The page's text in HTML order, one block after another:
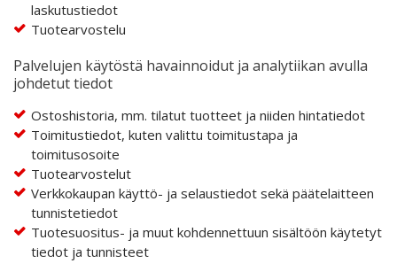
laskutustiedot
Tuotearvostelu
Palvelujen käytöstä havainnoidut ja analytiikan avulla
johdetut tiedot
Ostoshistoria, mm. tilatut tuotteet ja niiden hintatiedot
Toimitustiedot, kuten valittu toimitustapa ja
toimitusosoite
Tuotearvostelut
Verkkokaupan käyttö- ja selaustiedot sekä päätelaitteen
tunnistetiedot
Tuotesuositus- ja muut kohdennettuun sisältöön käytetyt
tiedot ja tunnisteet